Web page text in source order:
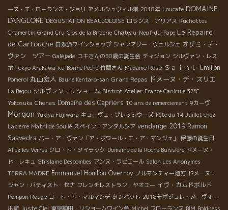
ーヌ・エ・ローランス・ジョリ アメルシュヴィル畑 2018年 Loucate DOMAINE
L'ANGLORE DEGUSTATION BEAUJOLOISE ロランス・アリアス Ruchottes
Chamertin Grand Cru Clos de la Briderie Château-Neuf-du-Pape Le Repaire
de Cartouche 自然派ワインショップ ジャンマリー・ヴェルジェ オザミ・デ・
ヴァン ツアー Galéjade ユキさんの50歳の誕生会 ディジョン シルヴァン・レス
ポ Tokyo Arakawa-ku Bonne Peche 竹間さん Madame Rosé Ｓａｉｎｔ-Emilion
Pomerol 丸山宏人 Baune Kentaro-san Grand Repas ドメーヌ・デ・スリエ
La Begou シルヴァン・リショーム Bistrot Atelier France Canicule 37℃
Yokosuka Chenas Domaine des Capriers 10 ans de remerciement 9カーヴ
Morgon Yukiya Fujiwara キューヴェ・プレッシウーズ Fête du 14 Juillet chez
Lapierre Mathilde Soulié スペイン・アンダルシア vendange 2019 Ramon
Saavedra バー・ア・ヴァン「ア・ボワール・エ・ア・マンジェ」
伊藤の誕生日
Allez les Verres クロ・ド・タイラック Domaine de la Roche Buissière ドメーヌ・
ド・レキュ Ghislaine Descombes アンヌ・ラピエール Salon Les Anonymes
TERRA MADRE Emmanuel Houillon Overnoy ノルマンディー地方 ドメーヌ・
ジャン・バティスト・セナ フレンチレストラン・ヤオユー イヴ・カムドボルド
Pompon Rouge コート・ド・マルマンデ タンペット 2018年ボジョレ・ヌーヴォー
出荷 Juste Ciel 東京神田・リショームワイン会 Michel フローランス BIM Boldness